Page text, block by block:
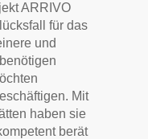
ARRIVO
für das
und
Mit
haben sie
berät